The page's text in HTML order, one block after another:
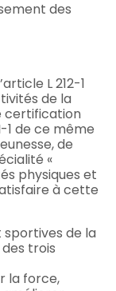
des
L 212-1
de la
certification
1 de ce même
de
«
physiques et
à cette
sportives de la
trois
la force,